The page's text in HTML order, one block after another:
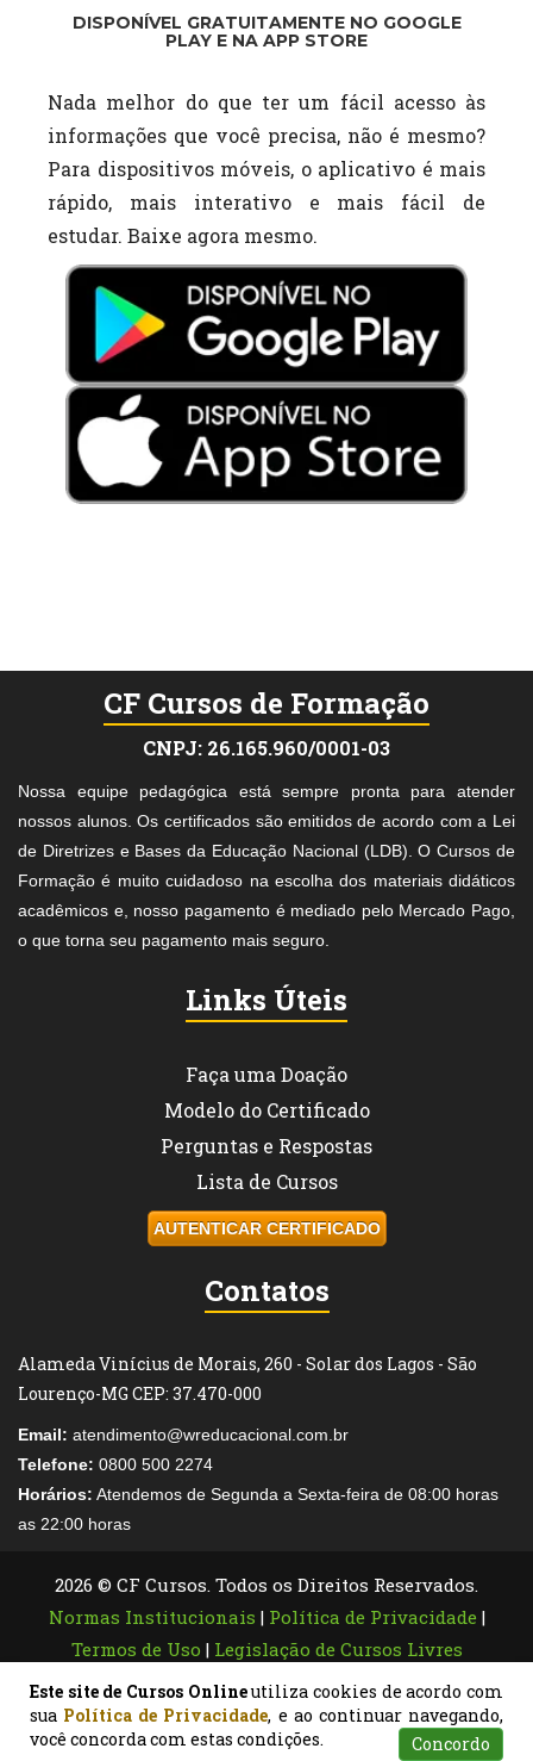
DISPONÍVEL GRATUITAMENTE NO GOOGLE
PLAY E NA APP STORE
Nada melhor do que ter um fácil acesso às
informações que você precisa, não é mesmo?
Para dispositivos móveis, o aplicativo é mais
rápido, mais interativo e mais fácil de
estudar. Baixe agora mesmo.
CF Cursos de Formação
CNPJ: 26.165.960/0001-03
Nossa equipe pedagógica está sempre pronta para atender
nossos alunos. Os certificados são emitidos de acordo com a Lei
de Diretrizes e Bases da Educação Nacional (LDB). O Cursos de
Formação é muito cuidadoso na escolha dos materiais didáticos
acadêmicos e, nosso pagamento é mediado pelo Mercado Pago,
o que torna seu pagamento mais seguro.
Links Úteis
Faça uma Doação
Modelo do Certificado
Perguntas e Respostas
Lista de Cursos
AUTENTICAR CERTIFICADO
Contatos
Alameda Vinícius de Morais, 260 - Solar dos Lagos - São
Lourenço-MG CEP: 37.470-000
Email: atendimento@wreducacional.com.br
Telefone: 0800 500 2274
Horários: Atendemos de Segunda a Sexta-feira de 08:00 horas
as 22:00 horas
2026 © CF Cursos. Todos os Direitos Reservados.
Normas Institucionais | Política de Privacidade |
Termos de Uso | Legislação de Cursos Livres
Este site de Cursos Onlineutiliza cookies de acordo com
sua Política de Privacidade, e ao continuar navegando,
você concorda com estas condições.
Concordo
Matrículas